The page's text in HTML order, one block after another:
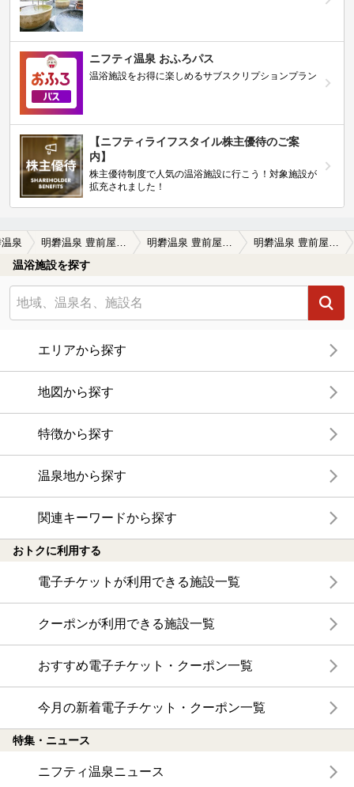
ニフティ温泉 おふろパス
温浴施設をお得に楽しめるサブスクリプションプラン
【ニフティライフスタイル株主優待のご案
内】
株主優待制度で人気の温浴施設に行こう！対象施設が
拡充されました！
泉 明礬温泉 豊前屋旅館 明礬温泉 豊前屋旅館の口コミ一覧 明礬温泉 豊前屋旅館の口コミ コロナ前に3回お邪魔しました。建物はリ…
温浴施設を探す
エリアから探す
地図から探す
特徴から探す
温泉地から探す
関連キーワードから探す
おトクに利用する
電子チケットが利用できる施設一覧
クーポンが利用できる施設一覧
おすすめ電子チケット・クーポン一覧
今月の新着電子チケット・クーポン一覧
特集・ニュース
ニフティ温泉ニュース